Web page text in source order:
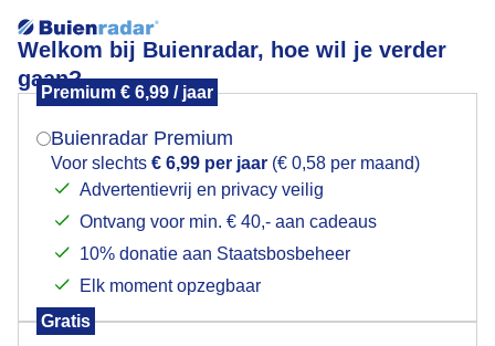
Welkom bij Buienradar, hoe wil je verder
gaan?
Premium € 6,99 / jaar
Buienradar Premium
Voor slechts € 6,99 per jaar (€ 0,58 per maand)
Advertentievrij en privacy veilig
Ontvang voor min. € 40,- aan cadeaus
10% donatie aan Staatsbosbeheer
Elk moment opzegbaar
Gratis
Flauw zonnetje
Mogen we je locatie gebruiken voor het
Indien je hier nog geen akkoord op hebt gegeven,
verschijnt er zo een pop-up uit je browser waarin
Is goed, toon de popup